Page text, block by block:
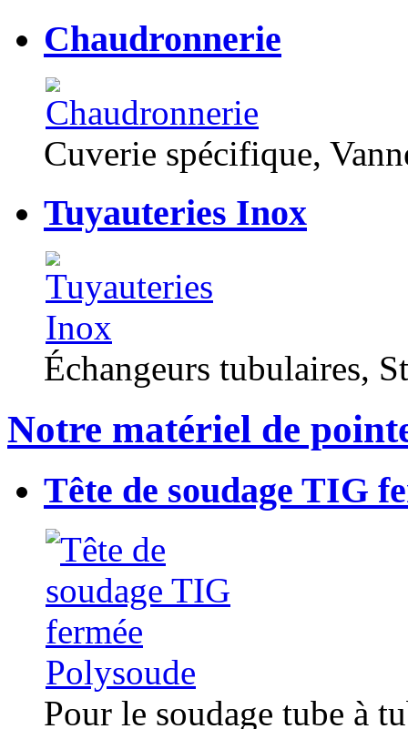
Chaudronnerie
Cuverie spécifique,
Tuyauteries Inox
Échangeurs tubulaires,
Notre matériel de
Tête de soudage TIG
Pour le soudage tube à